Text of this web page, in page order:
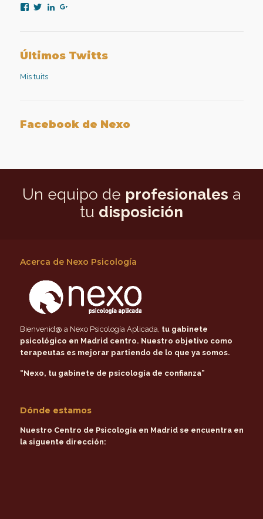
Ver
Facebook
Ver
Twitter
Ver
aplicadaGoogle+
Últimos Twitts
Mis tuits
Facebook de Nexo
Un equipo de profesionales a
tu disposición
Acerca de Nexo Psicología
Bienvenid@ a Nexo Psicología Aplicada, tu gabinete
psicológico en Madrid centro. Nuestro objetivo como
terapeutas es mejorar partiendo de lo que ya somos.
“Nexo, tu gabinete de psicología de confianza”
Dónde estamos
Nuestro Centro de Psicología en Madrid se encuentra en
la siguente dirección: